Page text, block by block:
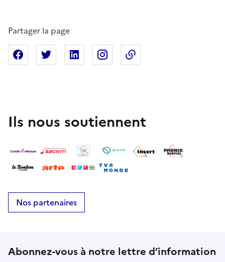
Partager la page
Partager sur Facebook
Partager sur XPartager sur Linkedin
Partager sur Instagram
Ils nous soutiennent
Nos partenaires
Abonnez-vous à notre lettre d’information